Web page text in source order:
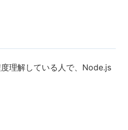
理解している人で、Node.js